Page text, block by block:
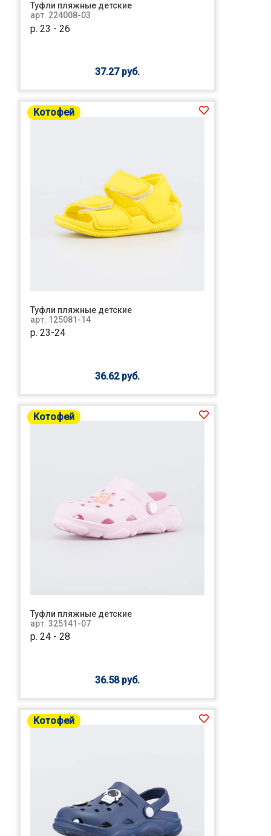
Туфли пляжные детские
арт. 224008-03
р. 23 - 26
37.27 руб.
Котофей
Туфли пляжные детские
арт. 125081-14
р. 23-24
36.62 руб.
Котофей
Туфли пляжные детские
арт. 325141-07
р. 24 - 28
36.58 руб.
Котофей